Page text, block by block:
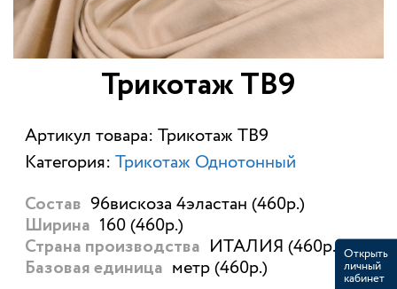
Трикотаж ТВ9
Артикул товара: Трикотаж ТВ9
Категория: Трикотаж Однотонный
Состав 96вискоза 4эластан (460р.)
Ширина 160 (460р.)
Страна производства ИТАЛИЯ (460р.)
Базовая единица метр (460р.)
Открыть
личный
кабинет